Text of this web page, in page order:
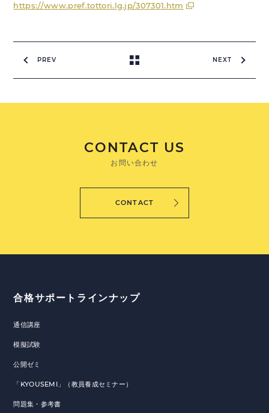
https://www.pref.tottori.lg.jp/307301.htm
PREV NEXT
CONTACT US
お問い合わせ
CONTACT
合格サポートラインナップ
通信講座
模擬試験
公開ゼミ
「KYOUSEMI」（教員養成セミナー）
問題集・参考書